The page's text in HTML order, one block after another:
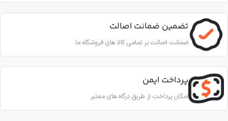
تضمین ضمانت اصالت
ضمانت اصالت بر تمامی کالا های فروشگاه ما
پرداخت ایمن
امکان پرداخت از طریق درگاه های معتبر